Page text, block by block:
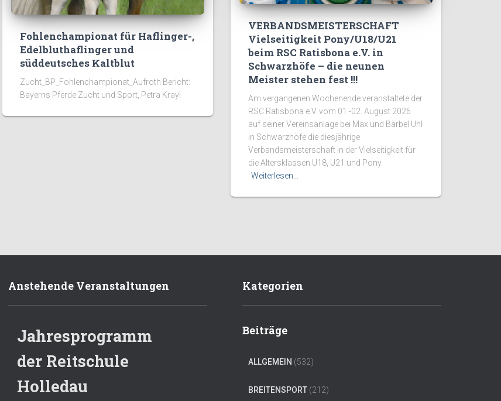
Fohlenchampionat für Haflinger-,
Edelbluthaflinger und
süddeutsches Kaltblut
Zucht_BP_Fohlenchampionat_Aufroth Bericht:
Bayerns Pferde Zucht und Sport, Petra Krayl
VERBANDSMEISTERSCHAFT
Vielseitigkeit Pony/U18/U21
beim RSC Ratisbona e.V. in
Schwarzhöfe – die neunen
Meister stehen fest !!!
Am vergangenen Wochenende veranstaltete der
RSC Ratisbona e.V. vom 01.-02. August 2026
auf seiner Vereinsanlage bei Max und Bärbel Uhl
in Schwarzhöfe die diesjährige
Verbandsmeisterschaft in der Vielseitigkeit für
die Altersklassen U18, U21 und Pony.
Weiterlesen…
Anstehende Veranstaltungen
Jahresprogramm
der Reitschule
Holledau
Kategorien
Beiträge
ALLGEMEIN (532)
BREITENSPORT (212)